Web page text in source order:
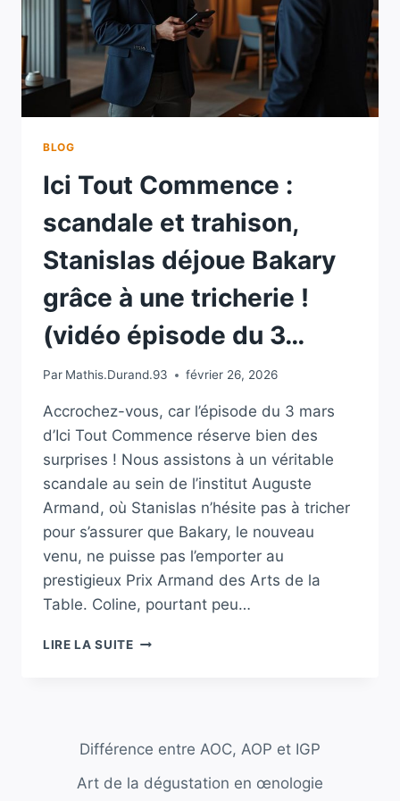
BLOG
Ici Tout Commence :
scandale et trahison,
Stanislas déjoue Bakary
grâce à une tricherie !
(vidéo épisode du 3…
Par Mathis.Durand.93 février 26, 2026
Accrochez-vous, car l’épisode du 3 mars
d’Ici Tout Commence réserve bien des
surprises ! Nous assistons à un véritable
scandale au sein de l’institut Auguste
Armand, où Stanislas n’hésite pas à tricher
pour s’assurer que Bakary, le nouveau
venu, ne puisse pas l’emporter au
prestigieux Prix Armand des Arts de la
Table. Coline, pourtant peu…
LIRE LA SUITEICI
TRAHISON,
DÉJOUE
Différence entre AOC, AOP et IGP
Art de la dégustation en œnologie